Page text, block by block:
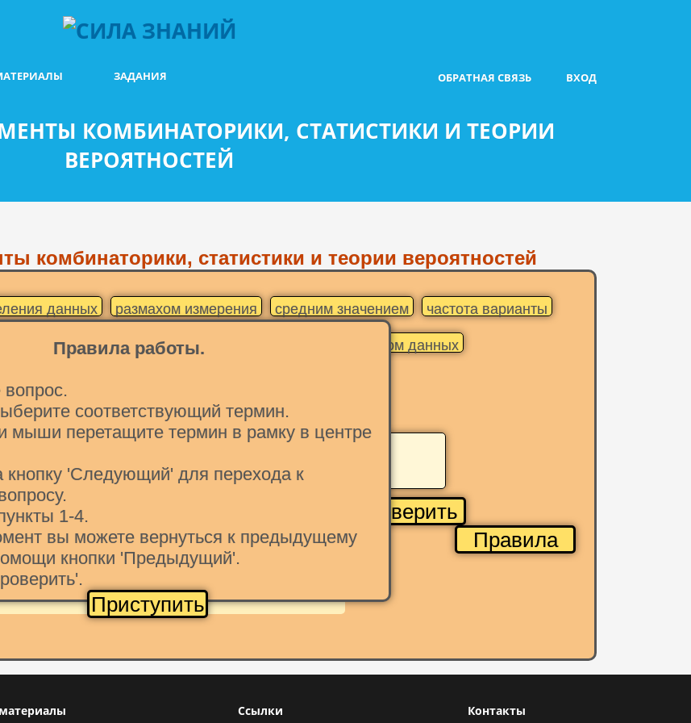
ЗАДАНИЯ ОБРАТНАЯ СВЯЗЬ ВХОД
КОМБИНАТОРИКИ, СТАТИСТИКИ И ТЕОРИИ
ВЕРОЯТНОСТЕЙ
комбинаторики, статистики и теории вероятностей
Правила работы.
вопрос.
соответствующий термин.
мыши перетащите термин в рамку в центре
'Следующий' для перехода к
1-4.
вы можете вернуться к предыдущему
кнопки 'Предыдущий'.
Приступить
данных размахом измерения средним значением частота варианты
кратностью этой варианты измерения общим рядом данных
встретиться среди измерений, называют
Проверить
Правила
Ссылки Контакты